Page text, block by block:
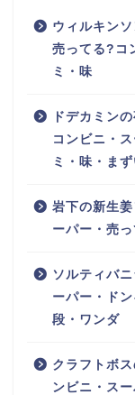
ウィルキン
売ってる?コ
ミ・味
ドデカミン
コンビニ・
ミ・味・ま
岩下の新生
ーパー・売
ソルティバ
ーパー・ド
段・ワンダ
クラフトボ
ンビニ・ス